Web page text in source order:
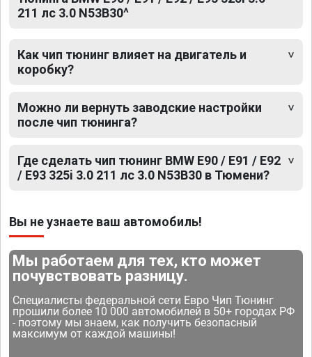
211 лс 3.0 N53B30^
Как чип тюнинг влияет на двигатель и
коробку?
Можно ли вернуть заводские настройки
после чип тюнинга?
Где сделать чип тюнинг BMW E90 / E91 / E92
/ E93 325i 3.0 211 лс 3.0 N53B30 в Тюмени?
Вы не узнаете ваш автомобиль!
Мы работаем для тех, кто может
почувствовать разницу.
Специалисты федеральной сети Евро Чип Тюнинг
прошили более 10 000 автомобилей в 50+ городах РФ
- поэтому мы знаем, как получить безопасный
максимум от каждой машины!